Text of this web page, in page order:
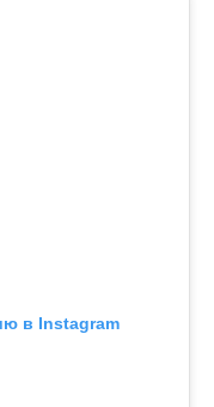
в Instagram